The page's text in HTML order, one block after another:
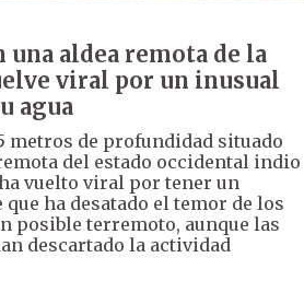
una aldea remota de la
viral por un inusual
agua
metros de profundidad situado
del estado occidental indio
vuelto viral por tener un
ha desatado el temor de los
posible terremoto, aunque las
descartado la actividad